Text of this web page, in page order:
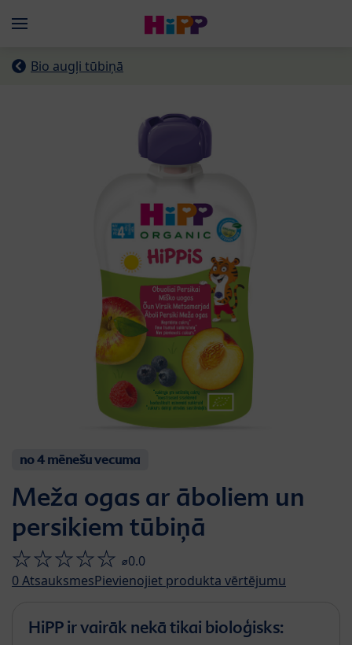
Menü
Bio augļi tūbiņā
no 4 mēnešu vecuma
Meža ogas ar āboliem un
persikiem tūbiņā
⌀0.0
0AtsauksmesPievienojiet produkta vērtējumu
HiPP ir vairāk nekā tikai bioloģisks: